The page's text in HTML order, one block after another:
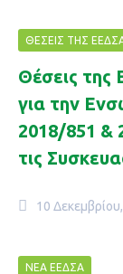
ΘΈΣΕΙΣ ΤΗΣ
Θέσεις της
για την
2018/851 &
τις
10
ΝΈΑ ΕΕΔΣΑ